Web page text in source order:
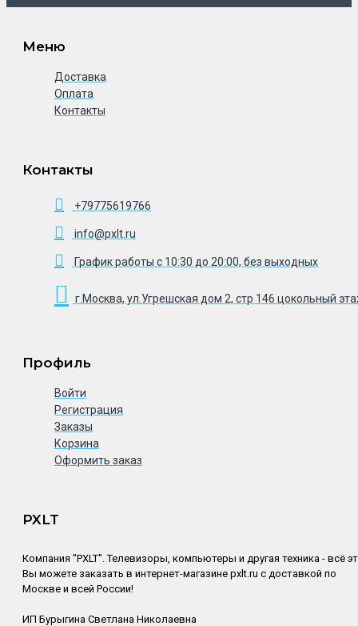
Меню
Доставка
Оплата
Контакты
Контакты
+79775619766
info@pxlt.ru
График работы с 10:30 до 20:00, без выходных
г.Москва, ул.Угрешская дом 2, стр 146 цокольный
Профиль
Войти
Регистрация
Заказы
Корзина
Оформить заказ
PXLT
Компания "PXLT". Телевизоры, компьютеры и другая техника - всё
Вы можете заказать в интернет-магазине pxlt.ru с доставкой по
Москве и всей России!
ИП Бурыгина Светлана Николаевна